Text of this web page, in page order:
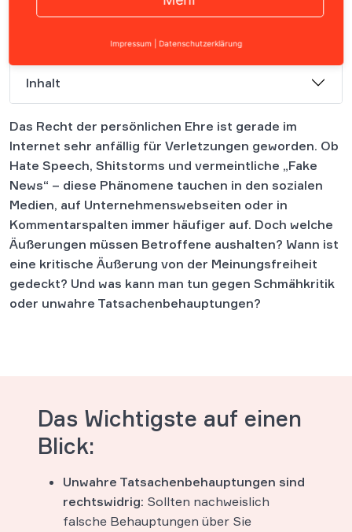
Inhalt
Das Recht der persönlichen Ehre ist gerade im
Internet sehr anfällig für Verletzungen geworden. Ob
Hate Speech, Shitstorms und vermeintliche „Fake
News“ – diese Phänomene tauchen in den sozialen
Medien, auf Unternehmenswebseiten oder in
Kommentarspalten immer häufiger auf. Doch welche
Äußerungen müssen Betroffene aushalten? Wann ist
eine kritische Äußerung von der Meinungsfreiheit
gedeckt? Und was kann man tun gegen Schmähkritik
oder unwahre Tatsachenbehauptungen?
Das Wichtigste auf einen
Blick:
Unwahre Tatsachenbehauptungen sind
rechtswidrig: Sollten nachweislich
falsche Behauptungen über Sie
Impressum Datenschutzerklärung